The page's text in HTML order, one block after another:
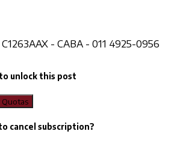
- CABA - 011 4925-0956
unlock this post
Quotas
cancel subscription?